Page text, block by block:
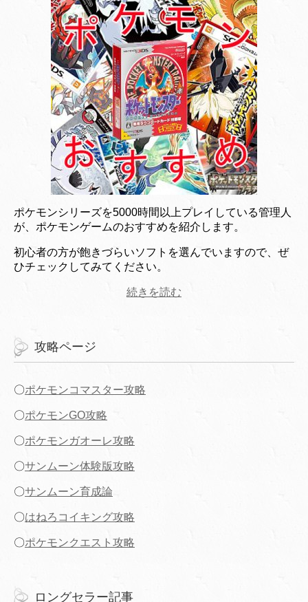
ポケモンシリーズを5000時間以上プレイしている管理人
が、ポケモンゲームのおすすめを紹介します。
初心者の方が飽きづらいソフトを選んでいますので、ぜ
ひチェックしてみてください。
続きを読む
攻略ページ
〇ポケモンコマスター攻略
〇ポケモンGO攻略
〇ポケモンガオーレ攻略
〇サンムーン体験版攻略
〇サンムーン育成論
〇はねろコイキング攻略
〇ポケモンクエスト攻略
ロングセラー記事